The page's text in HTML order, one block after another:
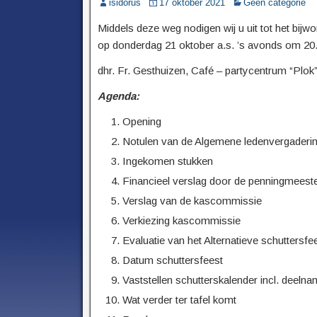
isidorus 17 oktober 2021 Geen categorie
Middels deze weg nodigen wij u uit tot het
op donderdag 21 oktober a.s. ’s avonds om
dhr. Fr. Gesthuizen, Café – partycentrum
Agenda:
Opening
Notulen van de Algemene
Ingekomen stukken
Financieel verslag door de
Verslag van de kascommissie
Verkiezing kascommissie
Evaluatie van het Alternatieve
Datum schuttersfeest
Vaststellen schutterskalender incl.
Wat verder ter tafel komt